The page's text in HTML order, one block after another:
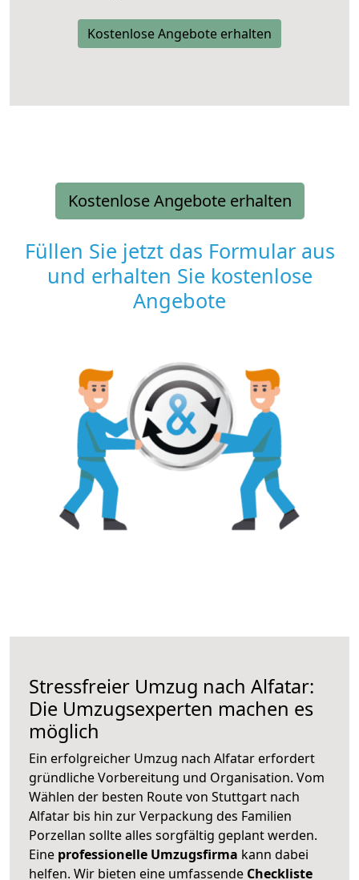
Kostenlose Angebote erhalten
Kostenlose Angebote erhalten
Füllen Sie jetzt das Formular aus
und erhalten Sie kostenlose
Angebote
Stressfreier Umzug nach Alfatar:
Die Umzugsexperten machen es
möglich
Ein erfolgreicher Umzug nach Alfatar erfordert
gründliche Vorbereitung und Organisation. Vom
Wählen der besten Route von Stuttgart nach
Alfatar bis hin zur Verpackung des Familien
Porzellan sollte alles sorgfältig geplant werden.
Eine professionelle Umzugsfirma kann dabei
helfen. Wir bieten eine umfassende Checkliste